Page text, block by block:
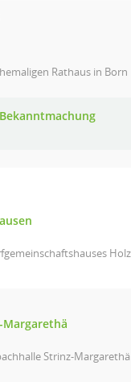
Rathaus in Born
Strinz-Margarethä